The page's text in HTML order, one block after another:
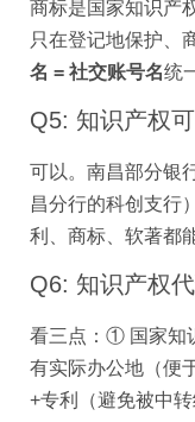
商标是国家知识产
只在登记地保护、
名 = 社交账号名统
Q5: 知识产权
可以。南昌部分银
昌分行的科创支行
利、商标、软著都
Q6: 知识产权
看三点：① 国家知
有实际办公地（便
+专利（避免被中转